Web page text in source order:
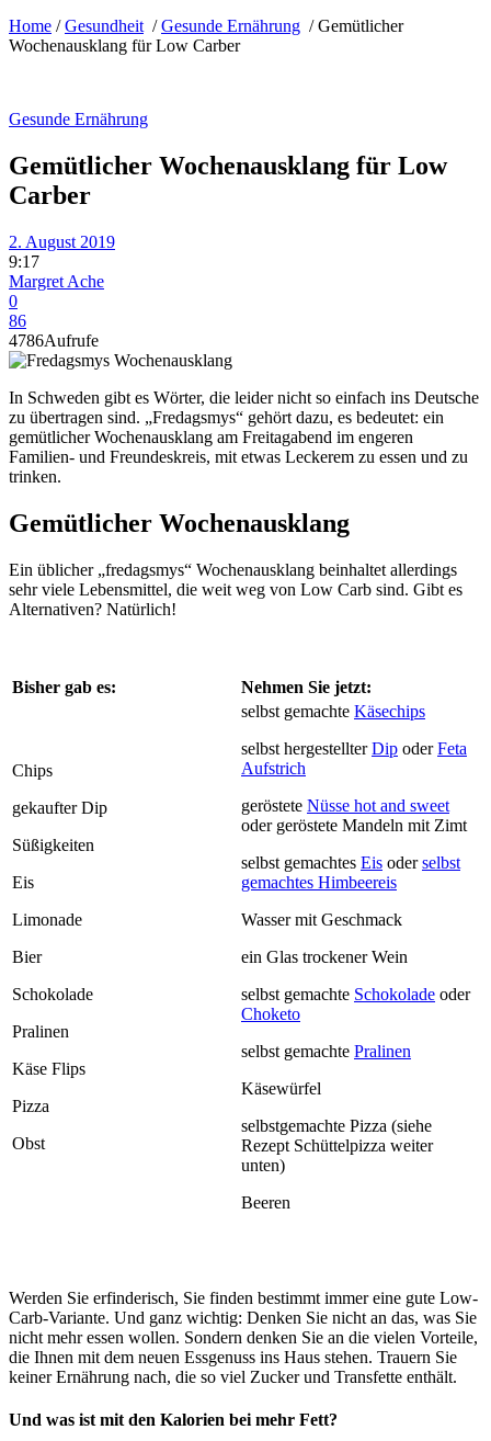
Home /Gesundheit /Gesunde Ernährung /Gemütlicher
Wochenausklang für Low Carber
Gesunde Ernährung
Gemütlicher Wochenausklang für Low
Carber
2. August 2019
9:17
Margret Ache
0
86
4786Aufrufe
In Schweden gibt es Wörter, die leider nicht so einfach ins Deutsche
zu übertragen sind. „Fredagsmys“ gehört dazu, es bedeutet: ein
gemütlicher Wochenausklang am Freitagabend im engeren
Familien- und Freundeskreis, mit etwas Leckerem zu essen und zu
trinken.
Gemütlicher Wochenausklang
Ein üblicher „fredagsmys“ Wochenausklang beinhaltet allerdings
sehr viele Lebensmittel, die weit weg von Low Carb sind. Gibt es
Alternativen? Natürlich!
Bisher gab es: Nehmen Sie jetzt:
Chips
gekaufter Dip
Süßigkeiten
Eis
Limonade
Bier
Schokolade
Pralinen
Käse Flips
Pizza
Obst
selbst gemachte Käsechips
selbst hergestellterDip oderFeta
Aufstrich
geröstete Nüsse hot and sweet
oder geröstete Mandeln mit Zimt
selbst gemachtes Eis oderselbst
gemachtes Himbeereis
Wasser mit Geschmack
ein Glas trockener Wein
selbst gemachte Schokolade oder
Choketo
selbst gemachte Pralinen
Käsewürfel
selbstgemachte Pizza (siehe
Rezept Schüttelpizza weiter
unten)
Beeren
Werden Sie erfinderisch, Sie finden bestimmt immer eine gute Low-
Carb-Variante. Und ganz wichtig: Denken Sie nicht an das, was Sie
nicht mehr essen wollen. Sondern denken Sie an die vielen Vorteile,
die Ihnen mit dem neuen Essgenuss ins Haus stehen. Trauern Sie
keiner Ernährung nach, die so viel Zucker und Transfette enthält.
Und was ist mit den Kalorien bei mehr Fett?